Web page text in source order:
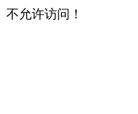
不允许访问！